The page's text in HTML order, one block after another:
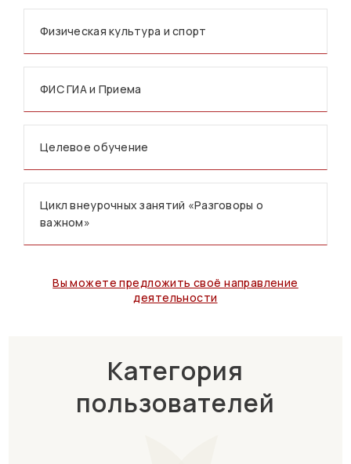
Физическая культура и спорт
ФИС ГИА и Приема
Целевое обучение
Цикл внеурочных занятий «Разговоры о
важном»
Вы можете предложить своё направление
деятельности
Категория
пользователей